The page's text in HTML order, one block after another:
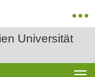
Universität